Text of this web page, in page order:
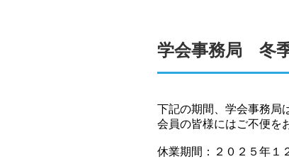
学会事務局 冬
下記の期間、学会事務局
会員の皆様にはご不便を
休業期間：２０２５年１